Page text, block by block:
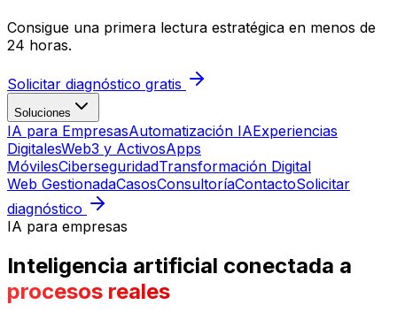
Consigue una primera lectura estratégica en menos de
24 horas.
Solicitar diagnóstico gratis
Soluciones
IA para EmpresasAutomatización IAExperiencias
DigitalesWeb3 y ActivosApps
MóvilesCiberseguridadTransformación Digital
Web GestionadaCasosConsultoríaContactoSolicitar
diagnóstico
IA para empresas
Inteligencia artificial conectada a
procesos reales